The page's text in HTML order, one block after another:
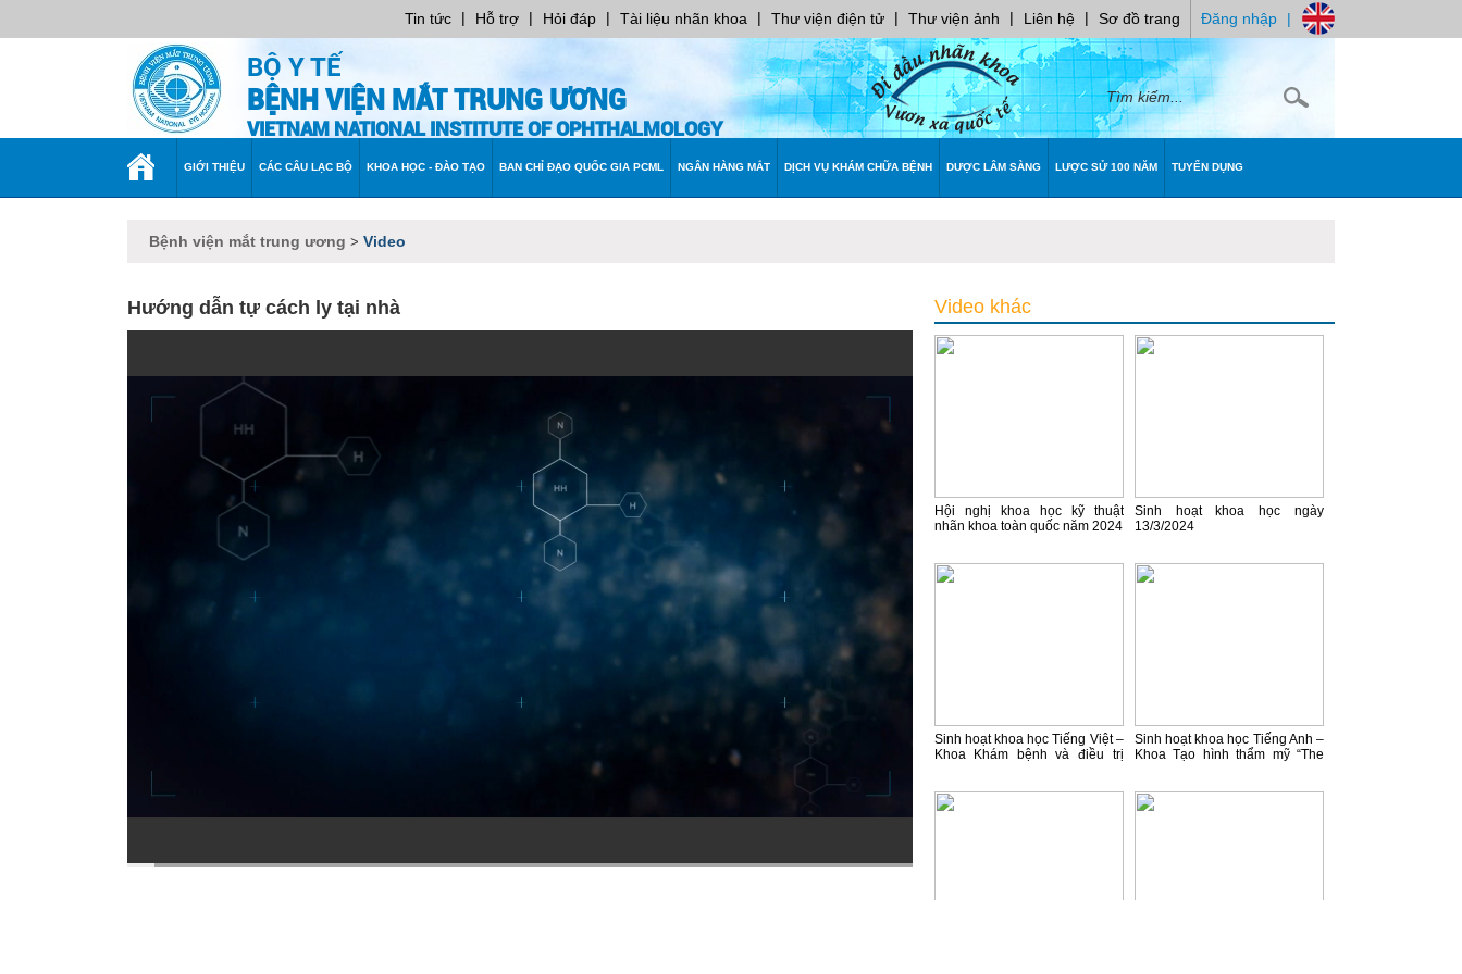
Tin tức | Hỗ trợ | Hỏi đáp | Tài liệu nhãn khoa | Thư viện điện tử | Thư viện ảnh | Liên hệ | Sơ đồ trang Đăng nhập |
BỘ Y TẾ
BỆNH VIỆN MẮT TRUNG ƯƠNG
VIETNAM NATIONAL INSTITUTE OF OPHTHALMOLOGY
TRANG GIỚI THIỆU CÁC CÂU LẠC BỘ KHOA HỌC - ĐÀO TẠO BAN CHỈ ĐẠO QUỐC GIA PCML NGÂN HÀNG MẮT DỊCH VỤ KHÁM CHỮA BỆNH DƯỢC LÂM SÀNG LƯỢC SỬ 100 NĂM TUYỂN DỤNG
Bệnh viện mắt trung ương > Video
Hướng dẫn tự cách ly tại nhà Video khác
Hội nghị khoa học kỹ thuật
nhãn khoa toàn quốc năm 2024
Sinh hoạt khoa học ngày
13/3/2024
Sinh hoạt khoa học Tiếng Việt –
Khoa Khám bệnh và điều trị
cần lưu ý”
Sinh hoạt khoa học Tiếng Anh –
Khoa Tạo hình thẩm mỹ “The